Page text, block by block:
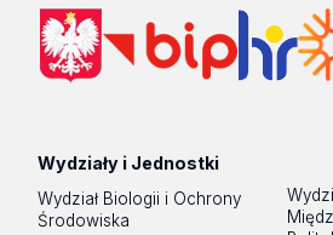
Wydziały i Jednostki
Wydział Biologii i Ochrony
Środowiska